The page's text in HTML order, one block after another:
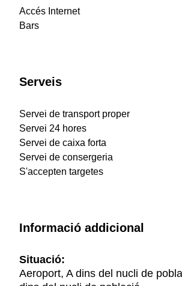
Accés Internet
Bars
Serveis
Servei de transport proper
Servei 24 hores
Servei de caixa forta
Servei de consergeria
S'accepten targetes
Informació addicional
Situació:
Aeroport, A dins del nucli de